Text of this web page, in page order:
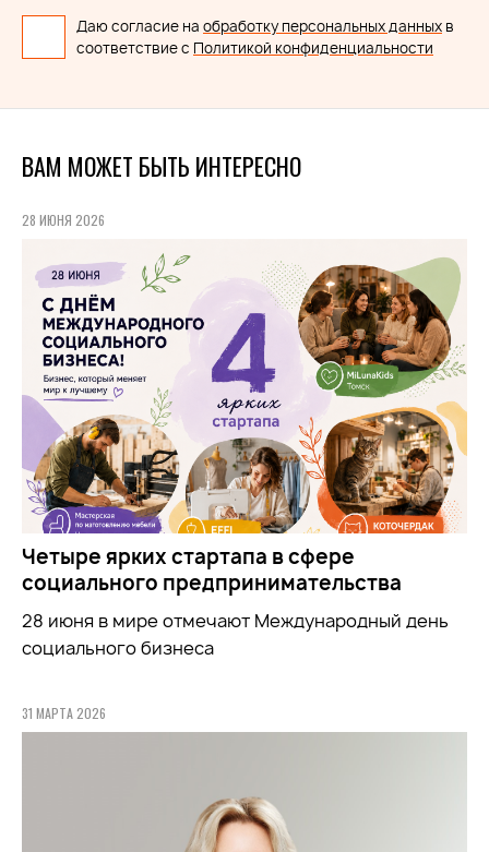
Даю согласие на обработку персональных данных в
соответствие с Политикой конфиденциальности
ВАМ МОЖЕТ БЫТЬ ИНТЕРЕСНО
28 ИЮНЯ 2026
Четыре ярких стартапа в сфере
социального предпринимательства
28 июня в мире отмечают Международный день
социального бизнеса
31 МАРТА 2026